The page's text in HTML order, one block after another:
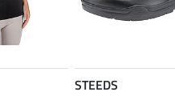
STEEDS